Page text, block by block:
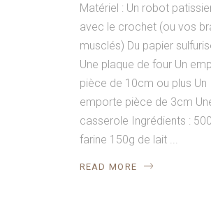
Matériel : Un robot
avec le crochet (ou vos
musclés) Du papier
Une plaque de four Un
pièce de 10cm ou plus Un
emporte pièce de 3cm
casserole Ingrédients :
farine 150g de lait
READ MORE